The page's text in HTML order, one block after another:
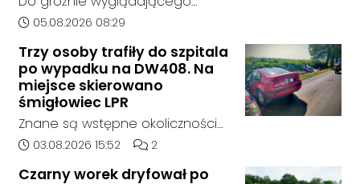
postępowania nie zgłosił się
żaden oferent.
zdarzenia drogowego doszło w
godziny 6:30 kierujący
samochodem marki Honda
zjechał z drogi i uderzył w
sygnalizator świetlny.
Data dodania artykułu:
05.08.2026 08:29
Trzy osoby trafiły do szpitala
po wypadku na DW408. Na
miejsce skierowano
śmigłowiec LPR
Znane są wstępne okoliczności
zdarzenia drogowego, do
Data dodania artykułu:
03.08.2026 15:52 Liczba komentarzy artykułu:
2
Czarny worek dryfował po